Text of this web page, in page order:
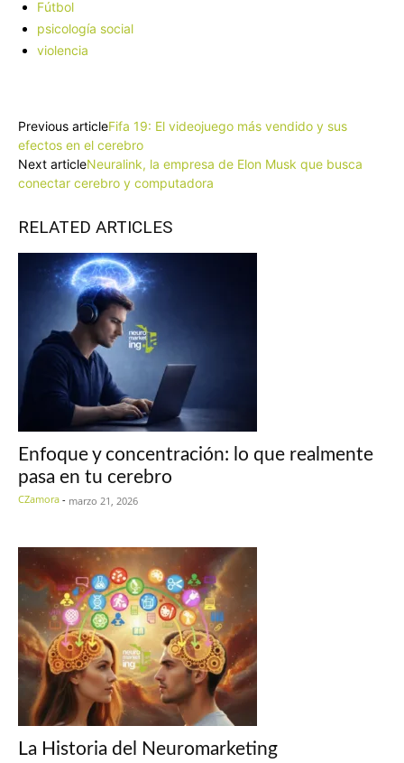
Fútbol
psicología social
violencia
Previous articleFifa 19: El videojuego más vendido y sus
efectos en el cerebro
Next articleNeuralink, la empresa de Elon Musk que busca
conectar cerebro y computadora
RELATED ARTICLES
Enfoque y concentración: lo que realmente
pasa en tu cerebro
CZamora - marzo 21, 2026
La Historia del Neuromarketing